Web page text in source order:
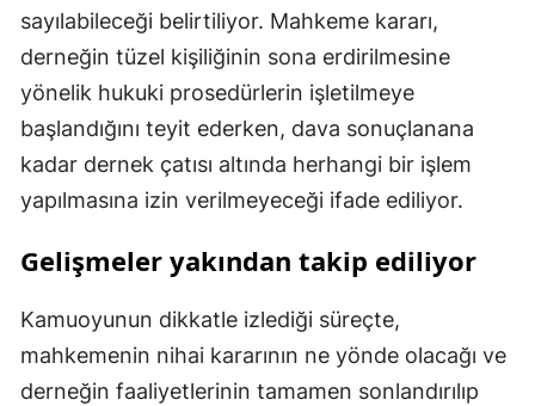
sayılabileceği belirtiliyor. Mahkeme kararı,
derneğin tüzel kişiliğinin sona erdirilmesine
yönelik hukuki prosedürlerin işletilmeye
başlandığını teyit ederken, dava sonuçlanana
kadar dernek çatısı altında herhangi bir işlem
yapılmasına izin verilmeyeceği ifade ediliyor.
Gelişmeler yakından takip ediliyor
Kamuoyunun dikkatle izlediği süreçte,
mahkemenin nihai kararının ne yönde olacağı ve
derneğin faaliyetlerinin tamamen sonlandırılıp